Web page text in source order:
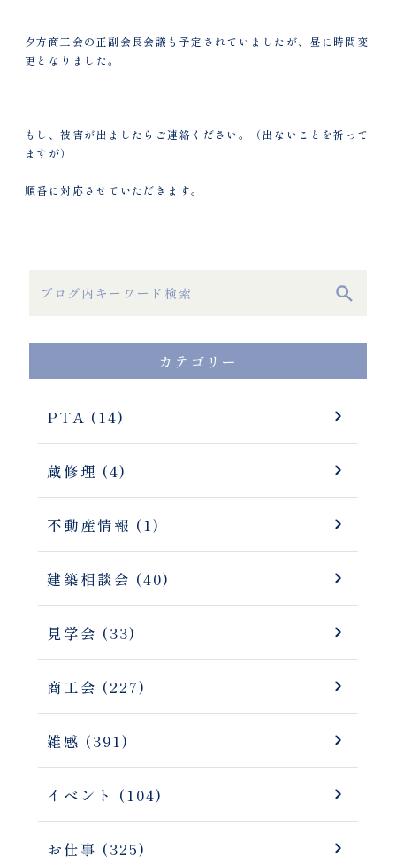
夕方商工会の正副会長会議も予定されていましたが、昼に時間変
更となりました。
もし、被害が出ましたらご連絡ください。（出ないことを祈って
ますが）
順番に対応させていただきます。
カテゴリー
PTA (14)
蔵修理 (4)
不動産情報 (1)
建築相談会 (40)
見学会 (33)
商工会 (227)
雑感 (391)
イベント (104)
お仕事 (325)